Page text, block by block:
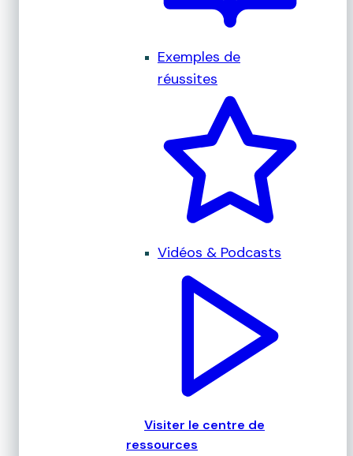
Exemples de
réussites
Vidéos & Podcasts
Visiter le centre de
ressources